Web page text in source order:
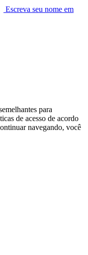
Escreva seu nome em
para
de acesso de acordo
navegando, você